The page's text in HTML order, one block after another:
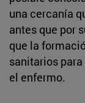
una cercanía
antes que por
que la
sanitarios
el enfermo.